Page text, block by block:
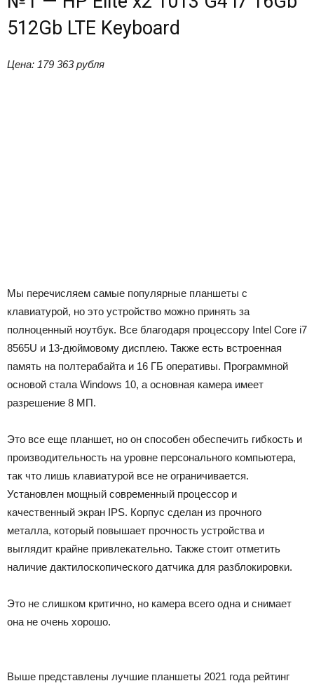
512Gb LTE Keyboard
Цена: 179 363 рубля
Мы перечисляем самые популярные планшеты с
клавиатурой, но это устройство можно принять за
полноценный ноутбук. Все благодаря процессору Intel Core i7
8565U и 13-дюймовому дисплею. Также есть встроенная
память на полтерабайта и 16 ГБ оперативы. Программной
основой стала Windows 10, а основная камера имеет
разрешение 8 МП.
Это все еще планшет, но он способен обеспечить гибкость и
производительность на уровне персонального компьютера,
так что лишь клавиатурой все не ограничивается.
Установлен мощный современный процессор и
качественный экран IPS. Корпус сделан из прочного
металла, который повышает прочность устройства и
выглядит крайне привлекательно. Также стоит отметить
наличие дактилоскопического датчика для разблокировки.
Это не слишком критично, но камера всего одна и снимает
она не очень хорошо.
Выше представлены лучшие планшеты 2021 года рейтинг